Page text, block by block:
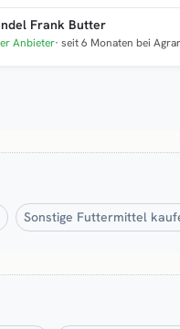
Frank Butter
Anbieter seit 6 Monaten bei
Sonstige Futtermittel